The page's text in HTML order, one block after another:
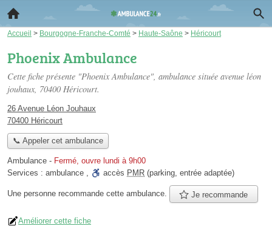
Accueil > Bourgogne-Franche-Comté > Haute-Saône > Héricourt
Phoenix Ambulance
Cette fiche présente "Phoenix Ambulance", ambulance située avenue léon
jouhaux, 70400 Héricourt.
26 Avenue Léon Jouhaux
70400 Héricourt
📞 Appeler cet ambulance
Ambulance - Fermé, ouvre lundi à 9h00
Services : ambulance , accès PMR (parking, entrée adaptée)
Une personne recommande cette ambulance. Je recommande
Améliorer cette fiche